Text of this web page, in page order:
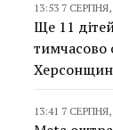
13:53 7 СЕРПНЯ,
Ще 11
тимчасово
13:41 7 СЕРПНЯ,